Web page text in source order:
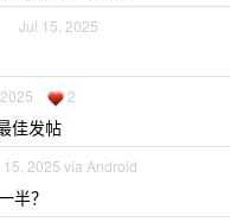
Jul 15, 2025
2
佳发帖
15, 2025 via Android
半？